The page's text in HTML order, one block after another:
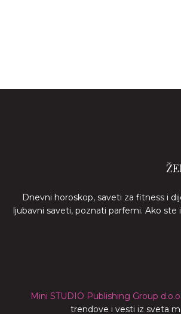
Dnevni horoskop, saveti za fitness i
ljubavni saveti, poznati parfemi. Ako
Mini STUDIO Publishing Group d.o.o.
trendove i vesti iz sveta